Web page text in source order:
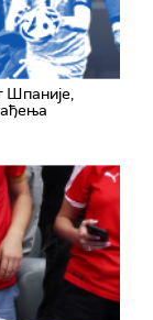
Шпаније,